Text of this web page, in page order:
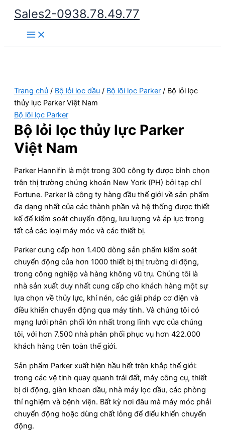
Nhảy
dung
Sales2-0938.78.49.77
Main
Menu
Trang chủ / Bộ lỏi lọc dầu / Bộ lõi lọc Parker / Bộ lỏi lọc
thủy lực Parker Việt Nam
Bộ lõi lọc Parker
Bộ lỏi lọc thủy lực Parker
Việt Nam
Parker Hannifin là một trong 300 công ty được bình chọn
trên thị trường chứng khoán New York (PH) bởi tạp chí
Fortune. Parker là công ty hàng đầu thế giới về sản phẩm
đa dạng nhất của các thành phần và hệ thống được thiết
kế để kiểm soát chuyển động, lưu lượng và áp lực trong
tất cả các loại máy móc và các thiết bị.
Parker cung cấp hơn 1.400 dòng sản phẩm kiểm soát
chuyển động của hơn 1000 thiết bị thị trường di động,
trong công nghiệp và hàng không vũ trụ. Chúng tôi là
nhà sản xuất duy nhất cung cấp cho khách hàng một sự
lựa chọn về thủy lực, khí nén, các giải pháp cơ điện và
điều khiển chuyển động qua máy tính. Và chúng tôi có
mạng lưới phân phối lớn nhất trong lĩnh vực của chúng
tôi, với hơn 7.500 nhà phân phối phục vụ hơn 422.000
khách hàng trên toàn thế giới.
Sản phẩm Parker xuất hiện hầu hết trên khắp thế giới:
trong các vệ tinh quay quanh trái đất, máy công cụ, thiết
bị di động, giàn khoan dầu, nhà máy lọc dầu, các phòng
thí nghiệm và bệnh viện. Bất kỳ nơi đâu mà máy móc phải
chuyển động hoặc dùng chất lỏng để điểu khiển chuyển
động.